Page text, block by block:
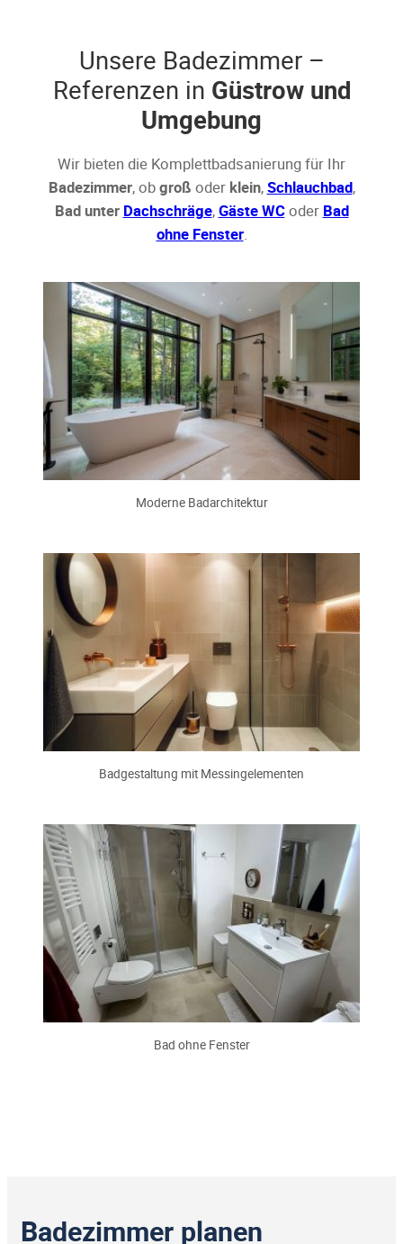
Unsere Badezimmer –
Referenzen in Güstrow und
Umgebung
Wir bieten die Komplettbadsanierung für Ihr
Badezimmer, obgroß oder klein,Schlauchbad,
Bad unter Dachschräge,Gäste WCoder Bad
ohne Fenster.
Moderne Badarchitektur
Badgestaltung mit Messingelementen
Bad ohne Fenster
Badezimmer planen